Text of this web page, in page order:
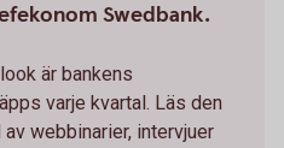
Swedbank.
är bankens
varje kvartal. Läs den
webbinarier, intervjuer